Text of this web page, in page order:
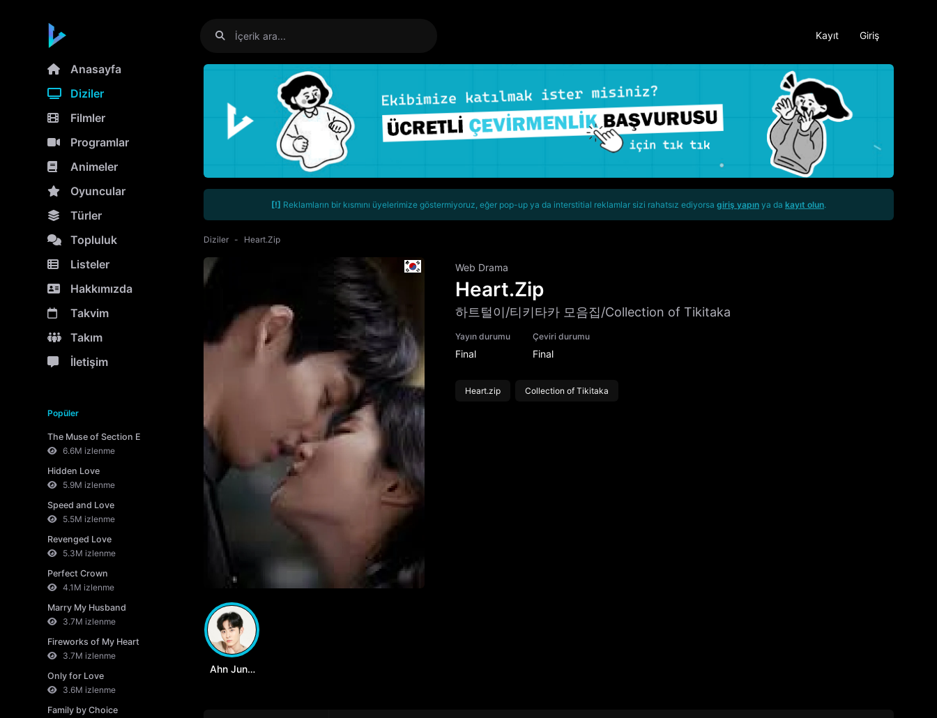
Kayıt Giriş
Anasayfa
Diziler
Filmler
Programlar
Animeler
Oyuncular
Türler
Topluluk
Listeler
Hakkımızda
Takvim
Takım
İletişim
Popüler
The Muse of Section E
6.6M izlenme
Hidden Love
5.9M izlenme
Speed and Love
5.5M izlenme
Revenged Love
5.3M izlenme
Perfect Crown
4.1M izlenme
Marry My Husband
3.7M izlenme
Fireworks of My Heart
3.7M izlenme
Only for Love
3.6M izlenme
Family by Choice
[!] Reklamların bir kısmını üyelerimize göstermiyoruz, eğer pop-up ya da interstitial reklamlar sizi rahatsız ediyorsa giriş yapın ya da kayıt olun.
Diziler Heart.Zip
Web Drama
Heart.Zip
하트털이/티키타카 모음집/Collection of Tikitaka
Yayın durumu
Final
Çeviri durumu
Final
Heart.zip Collection of Tikitaka
Ahn Jung